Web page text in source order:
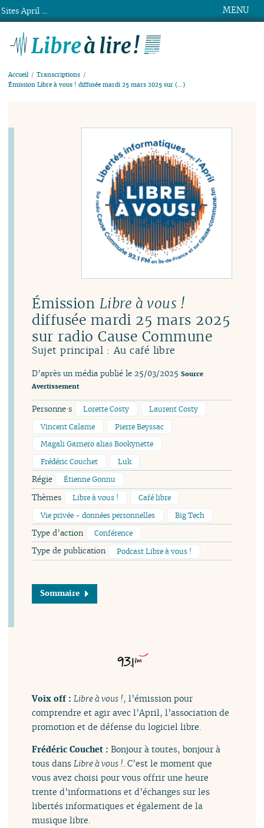
MENU
Accueil
Transcriptions
Émission Libre à vous ! diffusée mardi 25 mars 2025 sur (…)
Émission Libre à vous !
diffusée mardi 25 mars 2025
sur radio Cause Commune
Sujet principal : Au café libre
D’après un média publié le 25/03/2025 Source
Avertissement
Personne·s Lorette Costy
Laurent Costy
Vincent Calame
Pierre Beyssac
Magali Garnero alias Bookynette
Frédéric Couchet
Luk
Régie Étienne Gonnu
Thèmes Libre à vous !
Café libre
Vie privée - données personnelles
Big Tech
Type d’action Conférence
Type de publication Podcast Libre à vous !
Sommaire
Voix off :Libre à vous !, l’émission pour
comprendre et agir avec l’April, l’association de
promotion et de défense du logiciel libre.
Frédéric Couchet :Bonjour à toutes, bonjour à
tous dansLibre à vous !. C’est le moment que
vous avez choisi pour vous offrir une heure
trente d’informations et d’échanges sur les
libertés informatiques et également de la
musique libre.
Sites April ...